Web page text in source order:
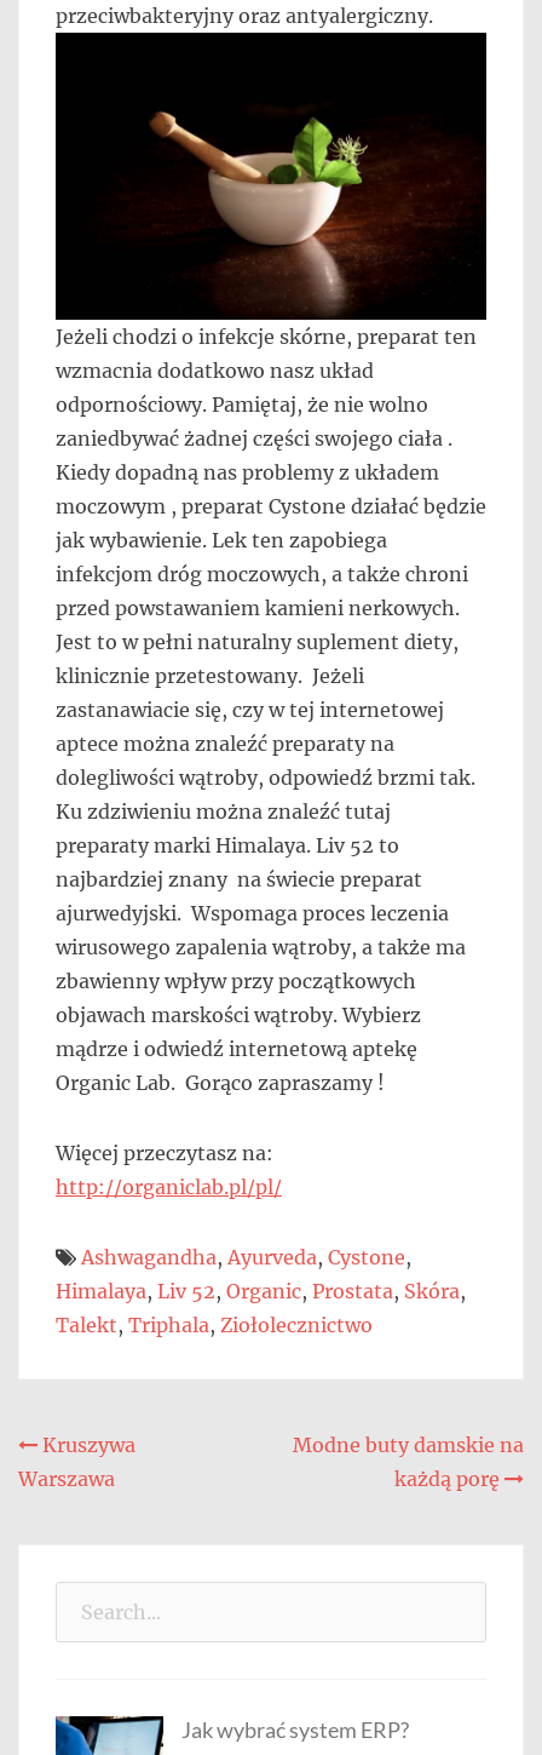
przeciwbakteryjny oraz antyalergiczny.
Jeżeli chodzi o infekcje skórne, preparat ten
wzmacnia dodatkowo nasz układ
odpornościowy. Pamiętaj, że nie wolno
zaniedbywać żadnej części swojego ciała .
Kiedy dopadną nas problemy z układem
moczowym , preparat Cystone działać będzie
jak wybawienie. Lek ten zapobiega
infekcjom dróg moczowych, a także chroni
przed powstawaniem kamieni nerkowych.
Jest to w pełni naturalny suplement diety,
klinicznie przetestowany. Jeżeli
zastanawiacie się, czy w tej internetowej
aptece można znaleźć preparaty na
dolegliwości wątroby, odpowiedź brzmi tak.
Ku zdziwieniu można znaleźć tutaj
preparaty marki Himalaya. Liv 52 to
najbardziej znany na świecie preparat
ajurwedyjski. Wspomaga proces leczenia
wirusowego zapalenia wątroby, a także ma
zbawienny wpływ przy początkowych
objawach marskości wątroby. Wybierz
mądrze i odwiedź internetową aptekę
Organic Lab. Gorąco zapraszamy !
Więcej przeczytasz na:
http://organiclab.pl/pl/
Ashwagandha,Ayurveda, Cystone,
Himalaya, Liv 52, Organic, Prostata, Skóra,
Talekt, Triphala, Ziołolecznictwo
Nawigacja
wpisu
Kruszywa
Warszawa
Modne buty damskie na
każdą porę
Jak wybrać system ERP?